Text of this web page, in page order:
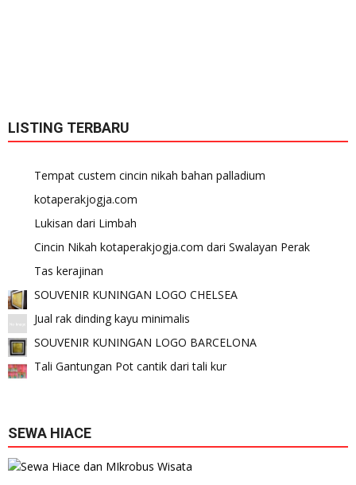
LISTING TERBARU
Tempat custem cincin nikah bahan palladium
kotaperakjogja.com
Lukisan dari Limbah
Cincin Nikah kotaperakjogja.com dari Swalayan Perak
Tas kerajinan
SOUVENIR KUNINGAN LOGO CHELSEA
Jual rak dinding kayu minimalis
SOUVENIR KUNINGAN LOGO BARCELONA
Tali Gantungan Pot cantik dari tali kur
SEWA HIACE